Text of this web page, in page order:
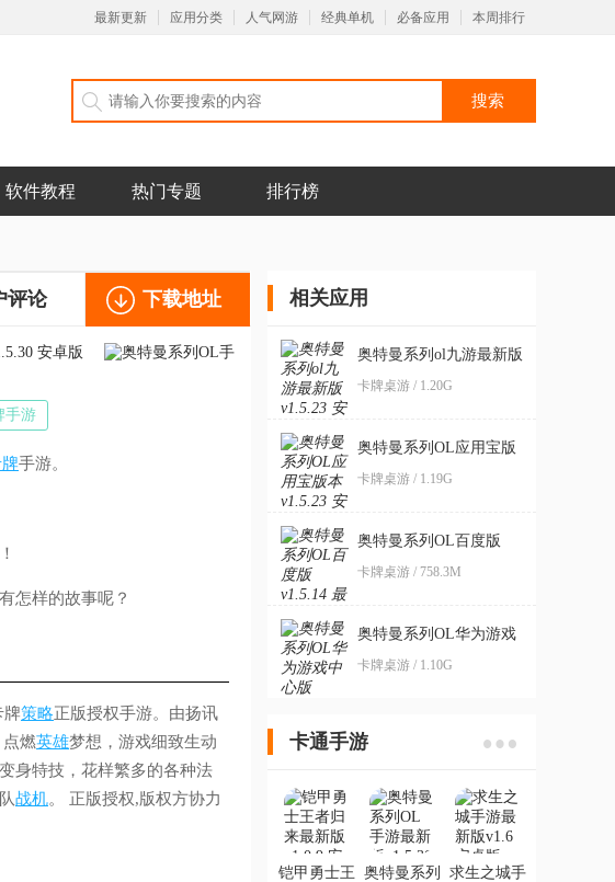
最新更新 应用分类 人气网游 经典单机 必备应用 本周排行
软件教程 热门专题 排行榜
评论 下载地址
手游
手游。
怎样的故事呢？
牌策略正版授权手游。由扬讯
点燃英雄梦想，游戏细致生动
身特技，花样繁多的各种法
战机。 正版授权,版权方协力
相关应用
奥特曼系列ol九游最新版
卡牌桌游 / 1.20G
奥特曼系列OL应用宝版
本
卡牌桌游 / 1.19G
奥特曼系列OL百度版
卡牌桌游 / 758.3M
奥特曼系列OL华为游戏
中心版
卡牌桌游 / 1.10G
卡通手游
铠甲勇士王 奥特曼系列
求生之城手